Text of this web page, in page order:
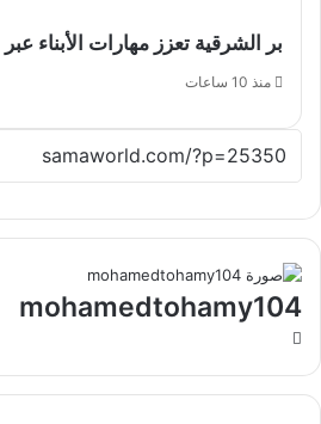
بر الشرقية تعزز مهارات الأبناء عبر
منذ 10 ساعات
mohamedtohamy104